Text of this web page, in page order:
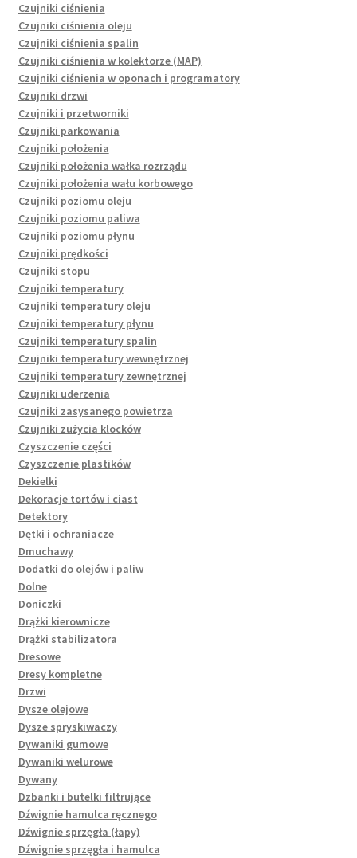
Czujniki ciśnienia
Czujniki ciśnienia oleju
Czujniki ciśnienia spalin
Czujniki ciśnienia w kolektorze (MAP)
Czujniki ciśnienia w oponach i programatory
Czujniki drzwi
Czujniki i przetworniki
Czujniki parkowania
Czujniki położenia
Czujniki położenia wałka rozrządu
Czujniki położenia wału korbowego
Czujniki poziomu oleju
Czujniki poziomu paliwa
Czujniki poziomu płynu
Czujniki prędkości
Czujniki stopu
Czujniki temperatury
Czujniki temperatury oleju
Czujniki temperatury płynu
Czujniki temperatury spalin
Czujniki temperatury wewnętrznej
Czujniki temperatury zewnętrznej
Czujniki uderzenia
Czujniki zasysanego powietrza
Czujniki zużycia klocków
Czyszczenie części
Czyszczenie plastików
Dekielki
Dekoracje tortów i ciast
Detektory
Dętki i ochraniacze
Dmuchawy
Dodatki do olejów i paliw
Dolne
Doniczki
Drążki kierownicze
Drążki stabilizatora
Dresowe
Dresy kompletne
Drzwi
Dysze olejowe
Dysze spryskiwaczy
Dywaniki gumowe
Dywaniki welurowe
Dywany
Dzbanki i butelki filtrujące
Dźwignie hamulca ręcznego
Dźwignie sprzęgła (łapy)
Dźwignie sprzęgła i hamulca